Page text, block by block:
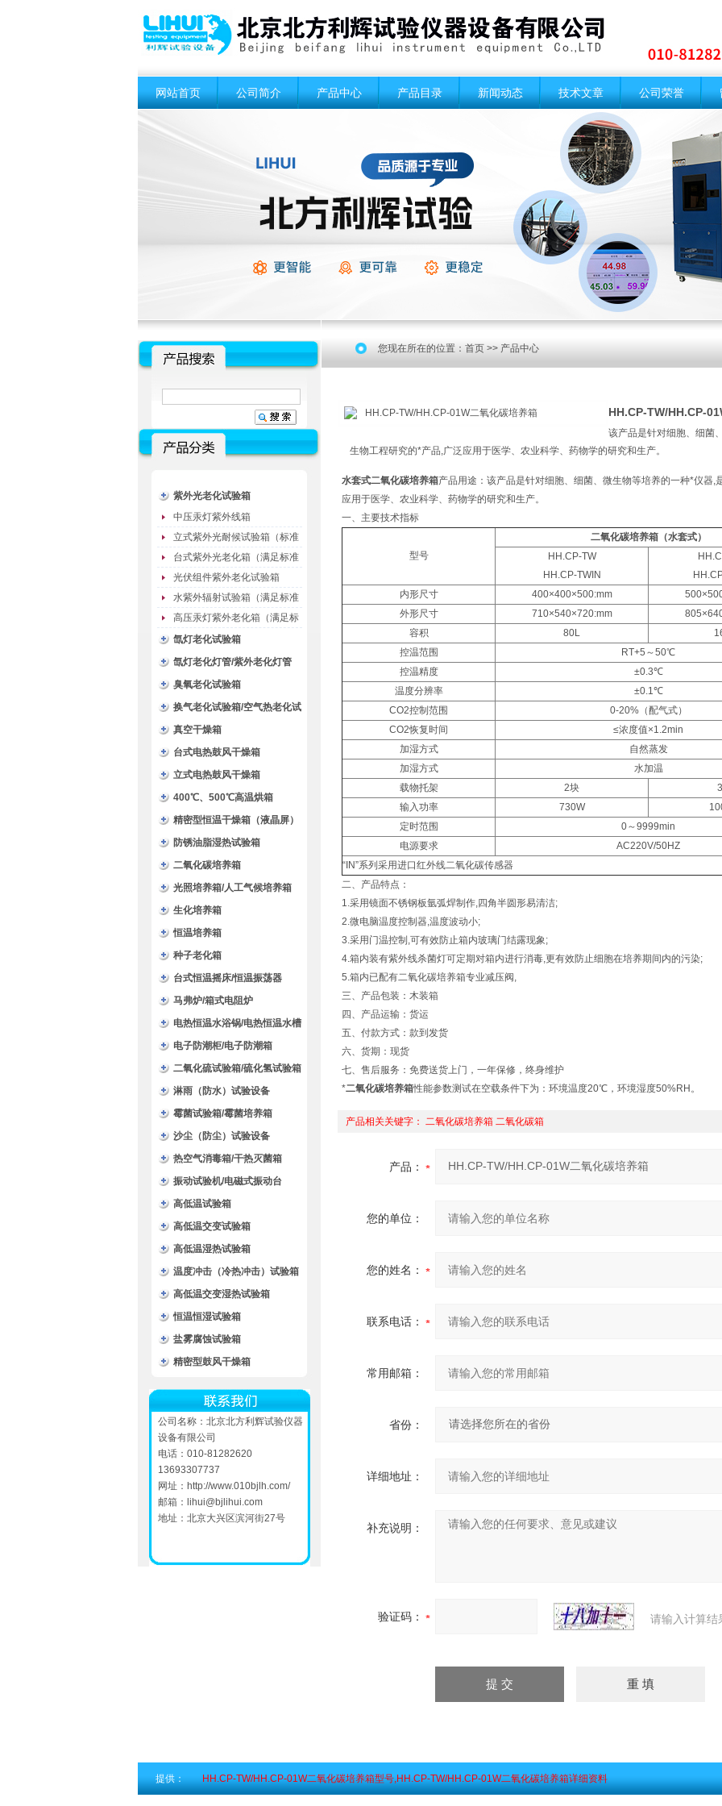
网站首页 公司简介 产品中心 产品目录 新闻动态 技术文章 公司荣誉
紫外光老化试验箱
中压汞灯紫外线箱
立式紫外光耐候试验箱（标准
型）
台式紫外光老化箱（满足标准
GB/T16776）
光伏组件紫外老化试验箱
水紫外辐射试验箱（满足标准
JC485-1992）
高压汞灯紫外老化箱（满足标
准GB/T16777）
氙灯老化试验箱
氙灯老化灯管/紫外老化灯管
（耗材）
臭氧老化试验箱
换气老化试验箱/空气热老化试
验箱
真空干燥箱
台式电热鼓风干燥箱
立式电热鼓风干燥箱
400℃、500℃高温烘箱
精密型恒温干燥箱（液晶屏）
防锈油脂湿热试验箱
二氧化碳培养箱
光照培养箱/人工气候培养箱
生化培养箱
恒温培养箱
种子老化箱
台式恒温摇床/恒温振荡器
马弗炉/箱式电阻炉
电热恒温水浴锅/电热恒温水槽
电子防潮柜/电子防潮箱
二氧化硫试验箱/硫化氢试验箱
淋雨（防水）试验设备
霉菌试验箱/霉菌培养箱
沙尘（防尘）试验设备
热空气消毒箱/干热灭菌箱
振动试验机/电磁式振动台
高低温试验箱
高低温交变试验箱
高低温湿热试验箱
温度冲击（冷热冲击）试验箱
高低温交变湿热试验箱
恒温恒湿试验箱
盐雾腐蚀试验箱
精密型鼓风干燥箱
公司名称：北京北方利辉试验仪器
设备有限公司
电话：010-81282620
13693307737
网址： http://www.010bjlh.com/
邮箱： lihui@bjlihui.com
地址：北京大兴区滨河街27号
您现在所在的位置： 首页 >> 产品中心
HH.CP-TW/HH.CP-
该产品是针对细胞、细菌
生物工程研究的*产品,广泛应用于医学、农业科学、药物学的研究和生产。
水套式二氧化碳培养箱产品用途：该产品是针对细胞、细菌、微生物等培养的一种*仪器,
应用于医学、农业科学、药物学的研究和生产。
一、主要技术指标
型号
二氧化碳培养箱（水套式）
HH.CP-TW
HH.CP-TWIN
内形尺寸
400×400×500:mm
外形尺寸
710×540×720:mm
容积
80L
控温范围
RT+5～50℃
控温精度
±0.3℃
温度分辨率
±0.1℃
CO2控制范围
0-20%（配气式）
CO2恢复时间
≤浓度值×1.2min
加湿方式
自然蒸发
加湿方式
水加温
载物托架
2块
输入功率
730W
定时范围
0～9999min
电源要求
AC220V/50HZ
“IN”系列采用进口红外线二氧化碳传感器
二、产品特点：
1.采用镜面不锈钢板氩弧焊制作,四角半圆形易清洁;
2.微电脑温度控制器,温度波动小;
3.采用门温控制,可有效防止箱内玻璃门结露现象;
4.箱内装有紫外线杀菌灯可定期对箱内进行消毒,更有效防止细胞在培养期间内的污染;
5.箱内已配有二氧化碳培养箱专业减压阀,
三、产品包装：木装箱
四、产品运输：货运
五、付款方式：款到发货
六、货期：现货
七、售后服务：免费送货上门，一年保修，终身维护
*二氧化碳培养箱性能参数测试在空载条件下为：环境温度20℃，环境湿度50%RH。
产品相关关键字： 二氧化碳培养箱 二氧化碳箱
产品：
您的单位：
您的姓名：
联系电话：
常用邮箱：
省份：
详细地址：
补充说明：
验证码： 请输入计算结
提供： HH.CP-TW/HH.CP-01W二氧化碳培养箱型号,HH.CP-TW/HH.CP-01W二氧化碳培养箱详细资料